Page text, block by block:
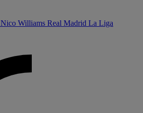
Nico Williams Real Madrid La Liga